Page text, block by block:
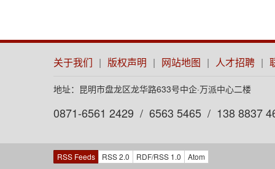
关于我们 | 版权声明 | 网站地图 | 人才招聘 |
地址：昆明市盘龙区龙华路633号中企·万派中心二楼
0871-6561 2429 / 6563 5465 / 138 8837
RSS Feeds RSS 2.0 RDF/RSS 1.0 Atom